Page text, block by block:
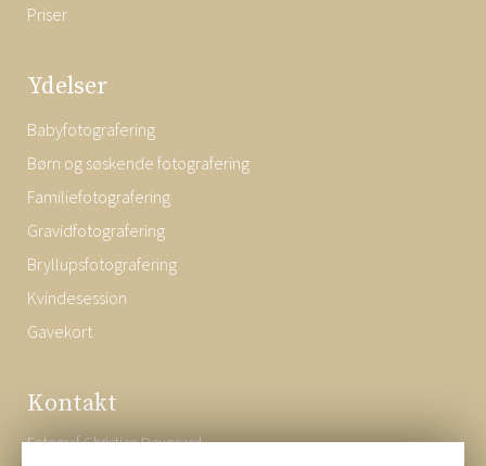
Priser
Ydelser
Babyfotografering
Børn og søskende fotografering
Familiefotografering
Gravidfotografering
Bryllupsfotografering
Kvindesession
Gavekort
Kontakt
Fotograf Christian Daugaard